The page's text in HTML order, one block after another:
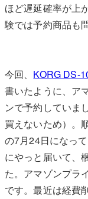
ほど遅延確率が上
験では予約商品も
今回、 KORG DS-
書いたように、ア
ンで予約していま
買えないため）。
の7月24日になっ
にやっと届いて、
た。アマゾンプラ
です。最近は経費